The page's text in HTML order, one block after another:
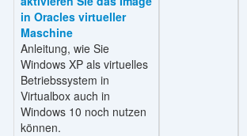
in Oracles virtueller
Maschine
Anleitung, wie Sie
Windows XP als virtuelles
Betriebssystem in
Virtualbox auch in
Windows 10 noch nutzen
können.